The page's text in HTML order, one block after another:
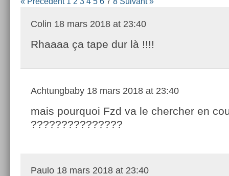
Colin 18 mars 2018 at 23:40
Rhaaaa ça tape dur là !!!!
Achtungbaby 18 mars 2018 at 23:40
mais pourquoi Fzd va le chercher en
???????????????
Paulo 18 mars 2018 at 23:40